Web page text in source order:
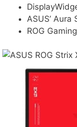
ASUS’
ROG